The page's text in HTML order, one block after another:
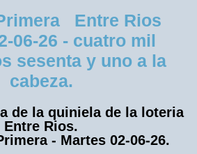
Entre Rios
06-26 - cuatro mil
sesenta y uno a la
cabeza.
de la quiniela de la loteria
Entre Rios.
- Martes 02-06-26.